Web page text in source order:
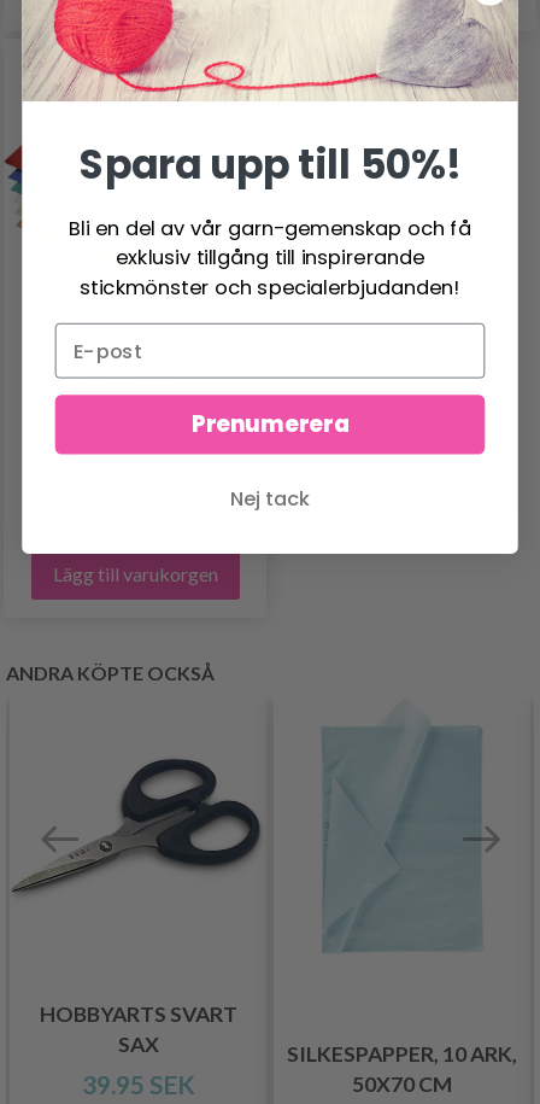
30 BLAD AV A4
METALLKARTONG
Lägg till varukorgen
ANDRA KÖPTE OCKSÅ
HOBBYARTS SVART
SAX
39.95 SEK
SILKESPAPPER, 10 ARK,
50X70 CM
Spara upp till 50%!
Bli en del av vår garn-gemenskap och få
exklusiv tillgång till inspirerande
stickmönster och specialerbjudanden!
Prenumerera
Nej tack